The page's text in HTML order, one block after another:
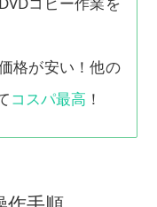
格が安い！他の
コスパ最高 ！